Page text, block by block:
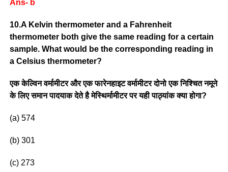
Ans- b
10.A Kelvin thermometer and a Fahrenheit
thermometer both give the same reading for a certain
sample. What would be the corresponding reading in
a Celsius thermometer?
एक केल्विन वर्मामीटर और एक फारेनहाइट वर्मामीटर दोनो एक निश्चित नमूने
के लिए समान पादयाक देते है मेस्थिर्मामीटर पर यही पाठ्यांक क्या होगा?
(a) 574
(b) 301
(c) 273